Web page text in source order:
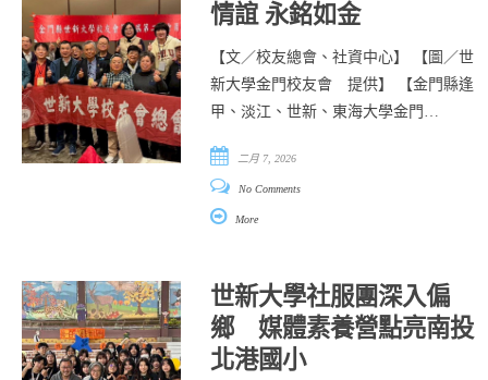
情誼 永銘如金
【文／校友總會、社資中心】 【圖／世
新大學金門校友會 提供】 【金門縣逢
甲、淡江、世新、東海大學金門…
二月 7, 2026
No Comments
More
世新大學社服團深入偏
鄉 媒體素養營點亮南投
北港國小